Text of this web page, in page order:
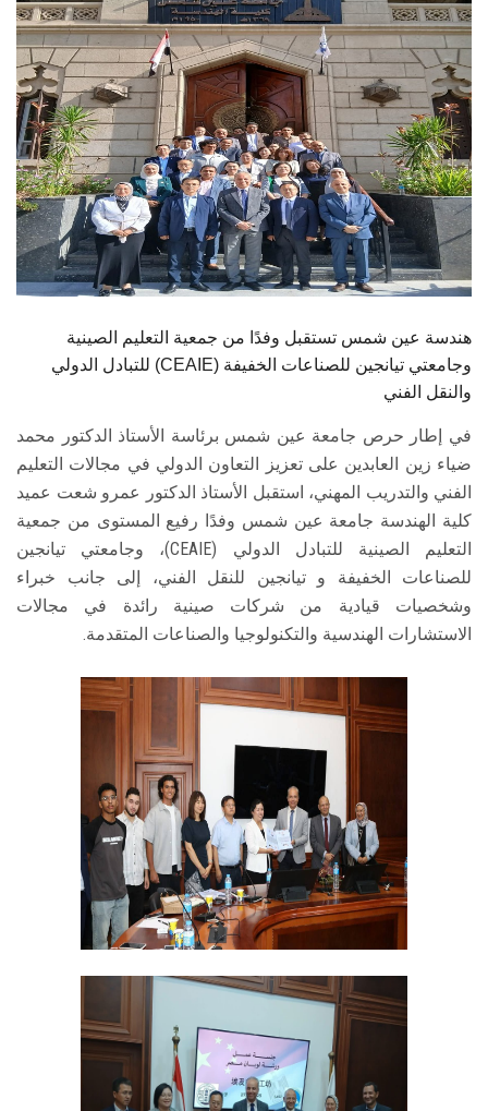
هيئة التدريس
الدراسات العليا
الخريجين
الموظفون
الزائـرون
هندسة عين شمس تستقبل وفدًا من جمعية التعليم الصينية
للتبادل الدولي (CEAIE) وجامعتي تيانجين للصناعات الخفيفة
والنقل الفني
في إطار حرص جامعة عين شمس برئاسة الأستاذ الدكتور محمد
ضياء زين العابدين على تعزيز التعاون الدولي في مجالات التعليم
الفني والتدريب المهني، استقبل الأستاذ الدكتور عمرو شعت عميد
كلية الهندسة جامعة عين شمس وفدًا رفيع المستوى من جمعية
التعليم الصينية للتبادل الدولي (CEAIE)، وجامعتي تيانجين
للصناعات الخفيفة و تيانجين للنقل الفني، إلى جانب خبراء
وشخصيات قيادية من شركات صينية رائدة في مجالات
الاستشارات الهندسية والتكنولوجيا والصناعات المتقدمة.